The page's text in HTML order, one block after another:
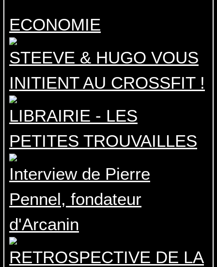
ECONOMIE
STEEVE & HUGO VOUS
INITIENT AU CROSSFIT !
LIBRAIRIE - LES
PETITES TROUVAILLES
Interview de Pierre
Pennel, fondateur
d'Arcanin
RETROSPECTIVE DE LA